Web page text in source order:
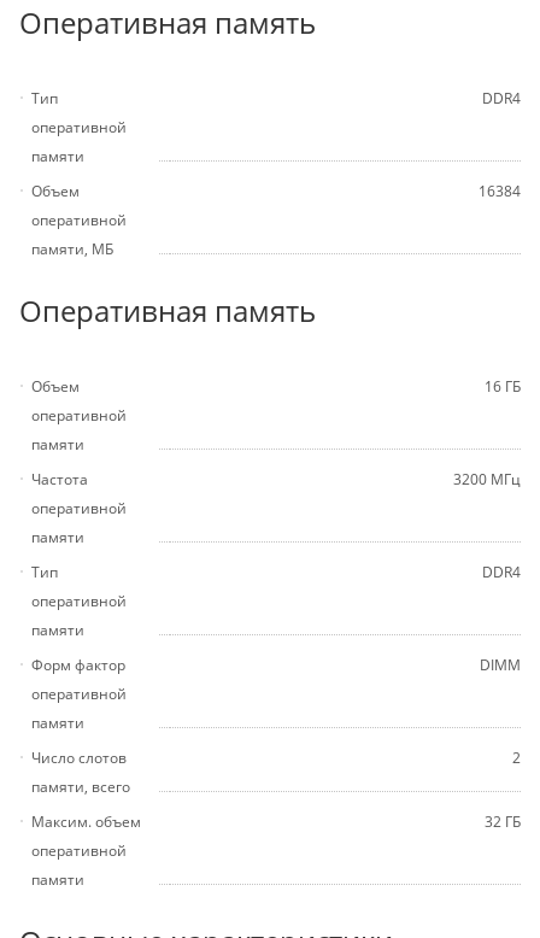
Оперативная память
Тип
оперативной
памяти
DDR4
Объем
оперативной
памяти, МБ
16384
Оперативная память
Объем
оперативной
памяти
16 ГБ
Частота
оперативной
памяти
3200 МГц
Тип
оперативной
памяти
DDR4
Форм фактор
оперативной
памяти
DIMM
Число слотов
памяти, всего
2
Максим. объем
оперативной
памяти
32 ГБ